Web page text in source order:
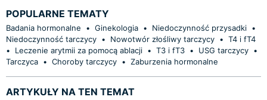
POPULARNE TEMATY
Badania hormonalne • Ginekologia • Niedoczynność przysadki •
Niedoczynność tarczycy • Nowotwór złośliwy tarczycy • T4 i fT4
•
Leczenie arytmii za pomocą ablacji • T3 i fT3 • USG tarczycy •
Tarczyca • Choroby tarczycy • Zaburzenia hormonalne
ARTYKUŁY NA TEN TEMAT